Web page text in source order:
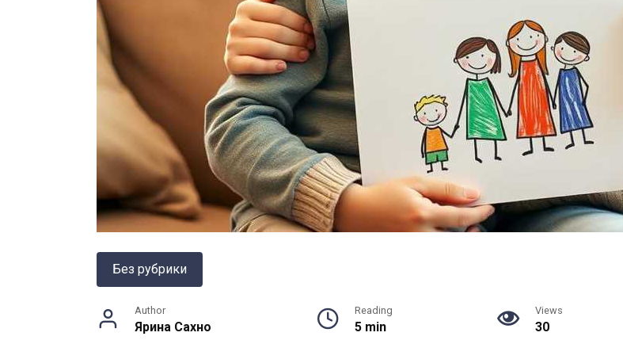
Без рубрики
Author
Ярина Сахно
Reading
5 min
Views
30